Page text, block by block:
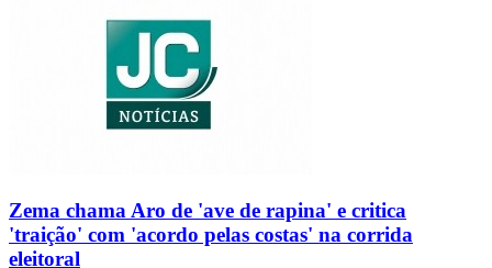
Zema chama Aro de 'ave de rapina' e critica
'traição' com 'acordo pelas costas' na corrida
eleitoral